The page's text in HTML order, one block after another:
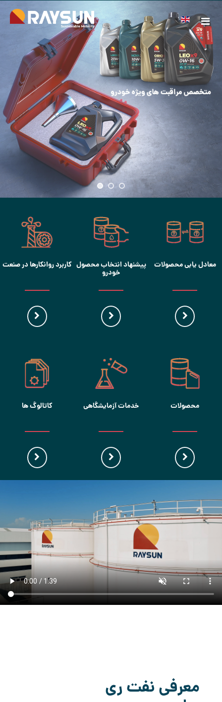
معادل یابی محصولات پیشنهاد انتخاب محصول
خودرو
کاربرد روانکارها در صنعت
محصولات خدمات آزمایشگاهی کاتالوگ ها
معرفی نفت ری